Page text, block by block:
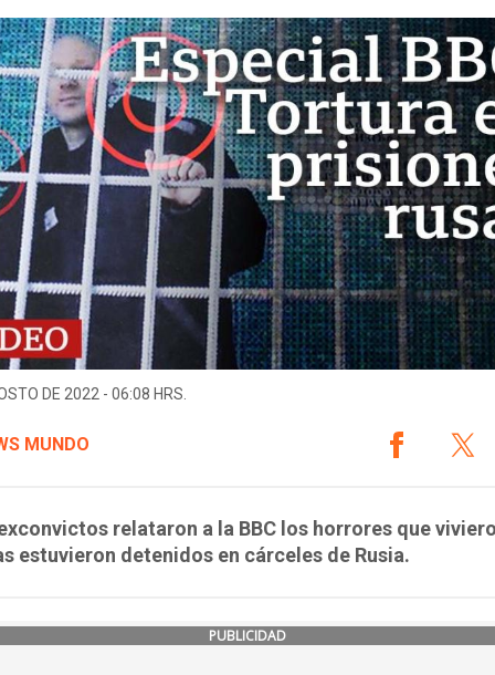
DE 2022 - 06:08 HRS.
MUNDO
relataron a la BBC los horrores que
estuvieron detenidos en cárceles de Rusia.
PUBLICIDAD